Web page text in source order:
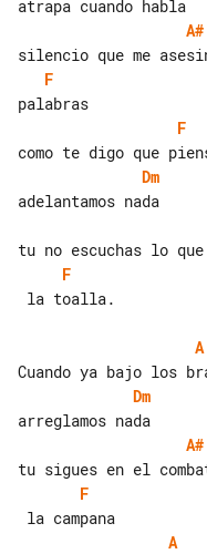
A#
F
F
Dm
F
A
Dm
A#
F
A